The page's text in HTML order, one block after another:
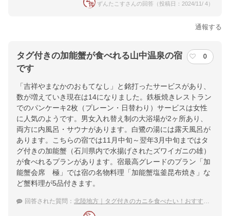
ずんたこすさんの回答（投稿日：2024/11/ 4）
通報する
タグ付きの加能蟹が食べれる山中温泉の宿
です
0
「吉祥やまなかのおもてなし」と銘打ったサービスがあり、
数が増えていき現在は14になりました。鉄板焼きレストラン
でのパンケーキ2枚（プレーン・日替わり）サービスは女性
に人気のようです。男女入れ替え制の大浴場が2ヶ所あり、
両方に内風呂・サウナがあります。白鷺の湯には露天風呂が
あります。こちらの宿では11月中旬～翌年3月中旬まではタ
グ付きの加能蟹（石川県内で水揚げされたズワイガニの雄）
が食べれるプランがあります。宿最高グレードのプラン「加
能蟹会席 極」では宿の名物料理「加能蟹塩釜昆布焼き」な
ど蟹料理が5品付きます。
回答された質問： 北陸地方｜タグ付きのカニを食べたい！おすすめの宿は？